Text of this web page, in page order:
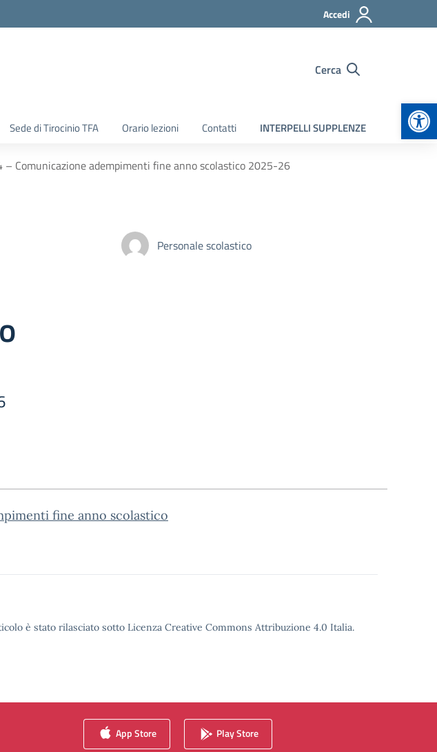
Accedi
Cerca
Sede di Tirocinio TFA Orario lezioni Contatti INTERPELLI SUPPLENZE
– Comunicazione adempimenti fine anno scolastico 2025-26
Personale scolastico
fine anno scolastico
è stato rilasciato sotto Licenza Creative Commons Attribuzione 4.0 Italia.
App Store Play Store